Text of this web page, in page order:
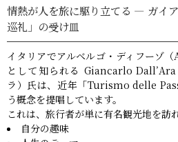
GAIA
Corporation
-
情熱が人を旅に駆り立てる ― ガイ
巡礼」の受け皿
イタリアでアルベルゴ・ディフーゾ
として知られる Giancarlo
ラ）氏は、近年「Turismo delle
う概念を提唱しています。
これは、旅行者が単に有名観光地を訪
自分の趣味